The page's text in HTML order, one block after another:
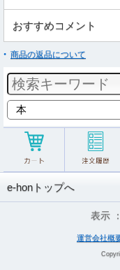
おすすめコメント
商品の返品について
e-honトップへ
表示 ：
運営会社概